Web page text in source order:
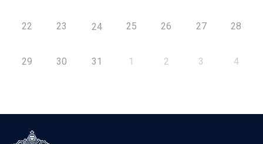
22 23 24 25 26 27 28
29 30 31 1 2 3 4